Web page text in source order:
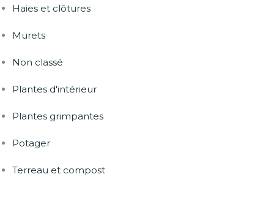
Haies et clôtures
Murets
Non classé
Plantes d'intérieur
Plantes grimpantes
Potager
Terreau et compost